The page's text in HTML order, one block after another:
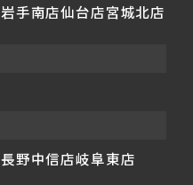
岩手南店仙台店宮城北店
長野中信店岐阜東店